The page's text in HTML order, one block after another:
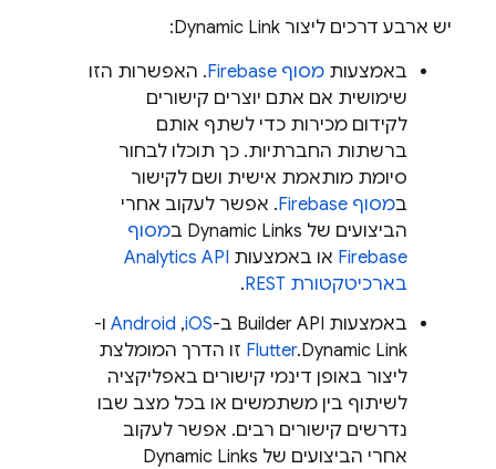
יש ארבע דרכים ליצור Dynamic Link
:
באמצעות מסוף Firebase. האפשרות הזו
שימושית אם אתם יוצרים קישורים
לקידום מכירות כדי לשתף אותם
ברשתות החברתיות. כך תוכלו לבחור
סיומת מותאמת אישית ושם לקישור
במסוף Firebase. אפשר לעקוב אחרי
הביצועים של Dynamic Links במסוף
Firebase או באמצעות Analytics API
בארכיטקטורת REST
.
באמצעות Builder API ב-
iOS
,‏
Android ו-
Flutter.Dynamic Link
זו הדרך המומלצת
ליצור באופן דינמי קישורים באפליקציה
לשיתוף בין משתמשים או בכל מצב שבו
נדרשים קישורים רבים. אפשר לעקוב
אחרי הביצועים של Dynamic Links